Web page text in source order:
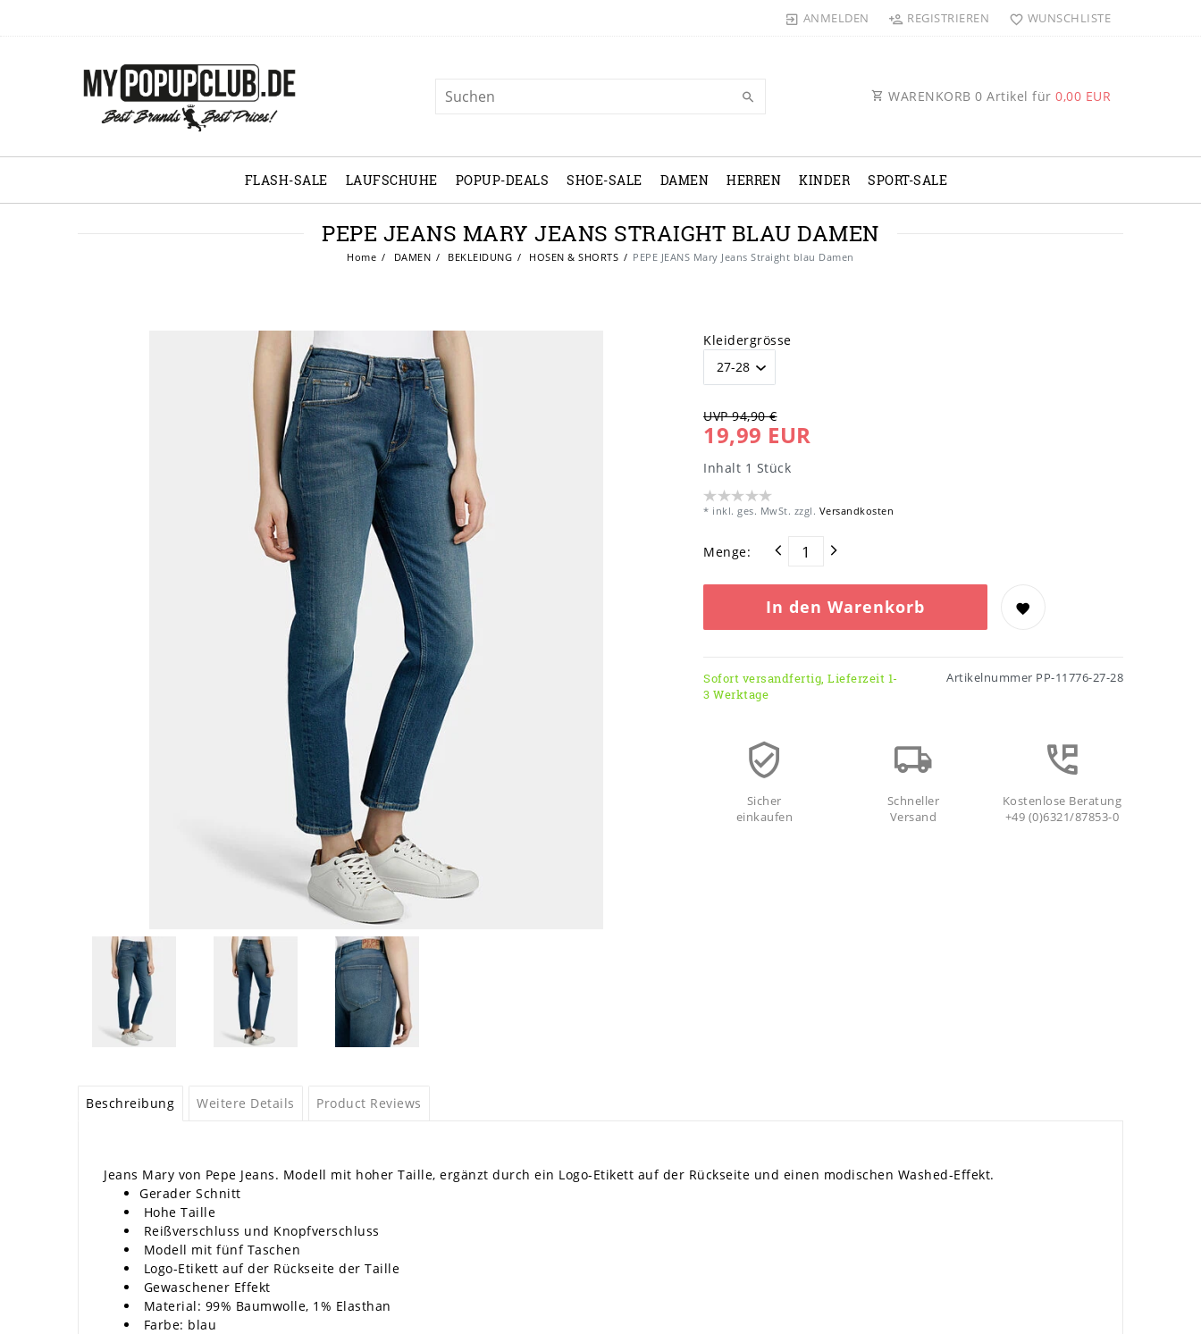
ANMELDEN REGISTRIEREN WUNSCHLISTE
WARENKORB 0 Artikel für 0,00 EUR
FLASH-SALE LAUFSCHUHE POPUP-DEALS SHOE-SALE DAMEN HERREN KINDER SPORT-SALE
PEPE JEANS MARY JEANS STRAIGHT BLAU DAMEN
Home DAMEN BEKLEIDUNG HOSEN & SHORTS PEPE JEANS Mary Jeans Straight blau Damen
Kleidergrösse
UVP 94,90 €
19,99 EUR
Inhalt 1 Stück
* inkl. ges. MwSt. zzgl. Versandkosten
Menge:
In den Warenkorb
Sofort versandfertig, Lieferzeit 1-
3 Werktage
Artikelnummer PP-11776-27-28
Sicher
einkaufen
Schneller
Versand
Kostenlose Beratung
+49 (0)6321/87853-0
Beschreibung Weitere Details Product Reviews
Jeans Mary von Pepe Jeans. Modell mit hoher Taille, ergänzt durch ein Logo-Etikett auf der Rückseite und einen modischen Washed-Effekt.
Gerader Schnitt
Hohe Taille
Reißverschluss und Knopfverschluss
Modell mit fünf Taschen
Logo-Etikett auf der Rückseite der Taille
Gewaschener Effekt
Material: 99% Baumwolle, 1% Elasthan
Farbe: blau